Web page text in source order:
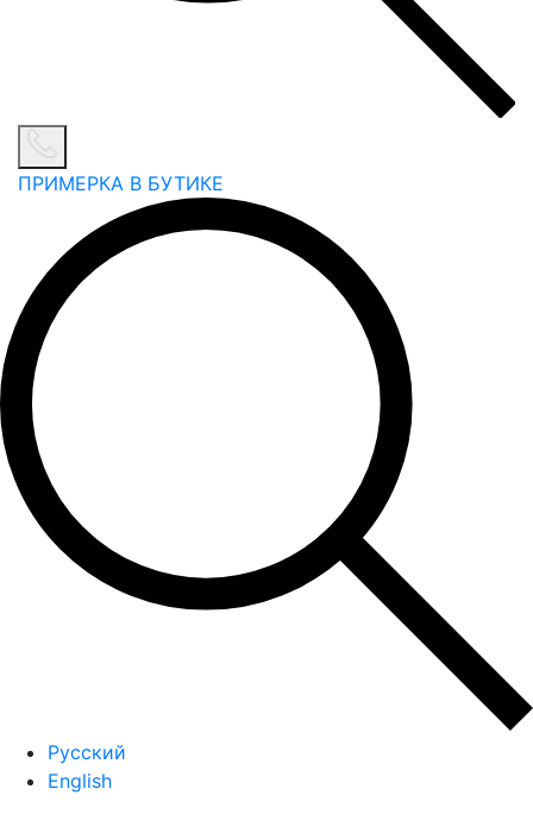
ПРИМЕРКА В БУТИКЕ
Русский
English